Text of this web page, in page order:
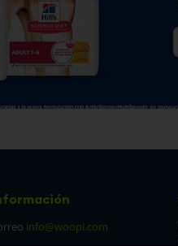
info@woopi.com